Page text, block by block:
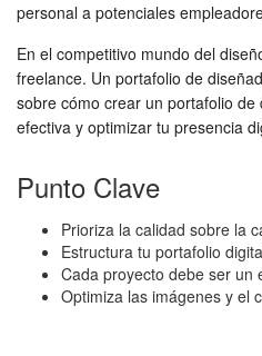
personal a potenciales
En el competitivo mundo del
freelance. Un portafolio de
sobre cómo crear un portafolio
efectiva y optimizar tu presencia
Punto Clave
Prioriza la calidad sobre la
Estructura tu portafolio
Cada proyecto debe ser un
Optimiza las imágenes y el